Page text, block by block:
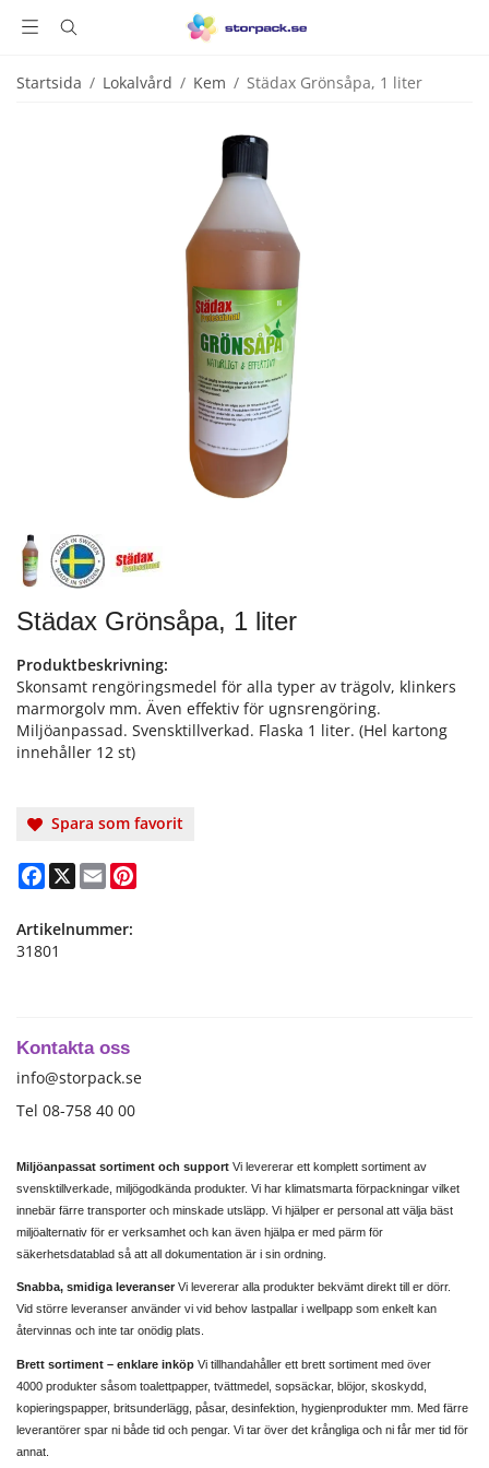
Startsida / Lokalvård / Kem / Städax Grönsåpa, 1 liter
Städax Grönsåpa, 1 liter
Produktbeskrivning:
Skonsamt rengöringsmedel för alla typer av trägolv, klinkers
marmorgolv mm. Även effektiv för ugnsrengöring.
Miljöanpassad. Svensktillverkad. Flaska 1 liter. (Hel kartong
innehåller 12 st)
Spara som favorit
Facebook
X Email
Artikelnummer:
31801
Kontakta oss
info@storpack.se
Tel 08-758 40 00
Miljöanpassat sortiment och support Vi levererar ett komplett sortiment av
svensktillverkade, miljögodkända produkter. Vi har klimatsmarta förpackningar vilket
innebär färre transporter och minskade utsläpp. Vi hjälper er personal att välja bäst
miljöalternativ för er verksamhet och kan även hjälpa er med pärm för
säkerhetsdatablad så att all dokumentation är i sin ordning.
Snabba, smidiga leveranser Vi levererar alla produkter bekvämt direkt till er dörr.
Vid större leveranser använder vi vid behov lastpallar i wellpapp som enkelt kan
återvinnas och inte tar onödig plats.
Brett sortiment – enklare inköp Vi tillhandahåller ett brett sortiment med över
4000 produkter såsom toalettpapper, tvättmedel, sopsäckar, blöjor, skoskydd,
kopieringspapper, britsunderlägg, påsar, desinfektion, hygienprodukter mm. Med färre
leverantörer spar ni både tid och pengar. Vi tar över det krångliga och ni får mer tid för
annat.